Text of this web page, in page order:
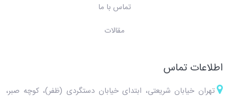
تماس با ما
مقالات
اطلاعات تماس
تهران خیابان شریعتی، ابتدای خیابان دستگردی (ظفر)، کوچه صبر،